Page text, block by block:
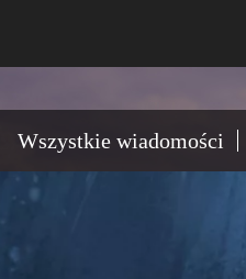
Wszystkie wiadomości